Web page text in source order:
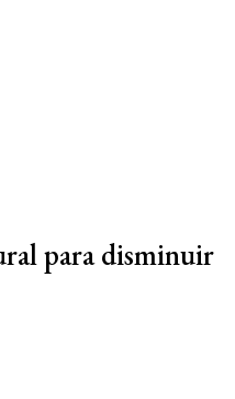
para disminuir